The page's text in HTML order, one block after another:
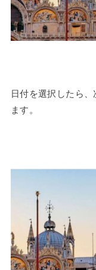
日付を選択したら
ます。